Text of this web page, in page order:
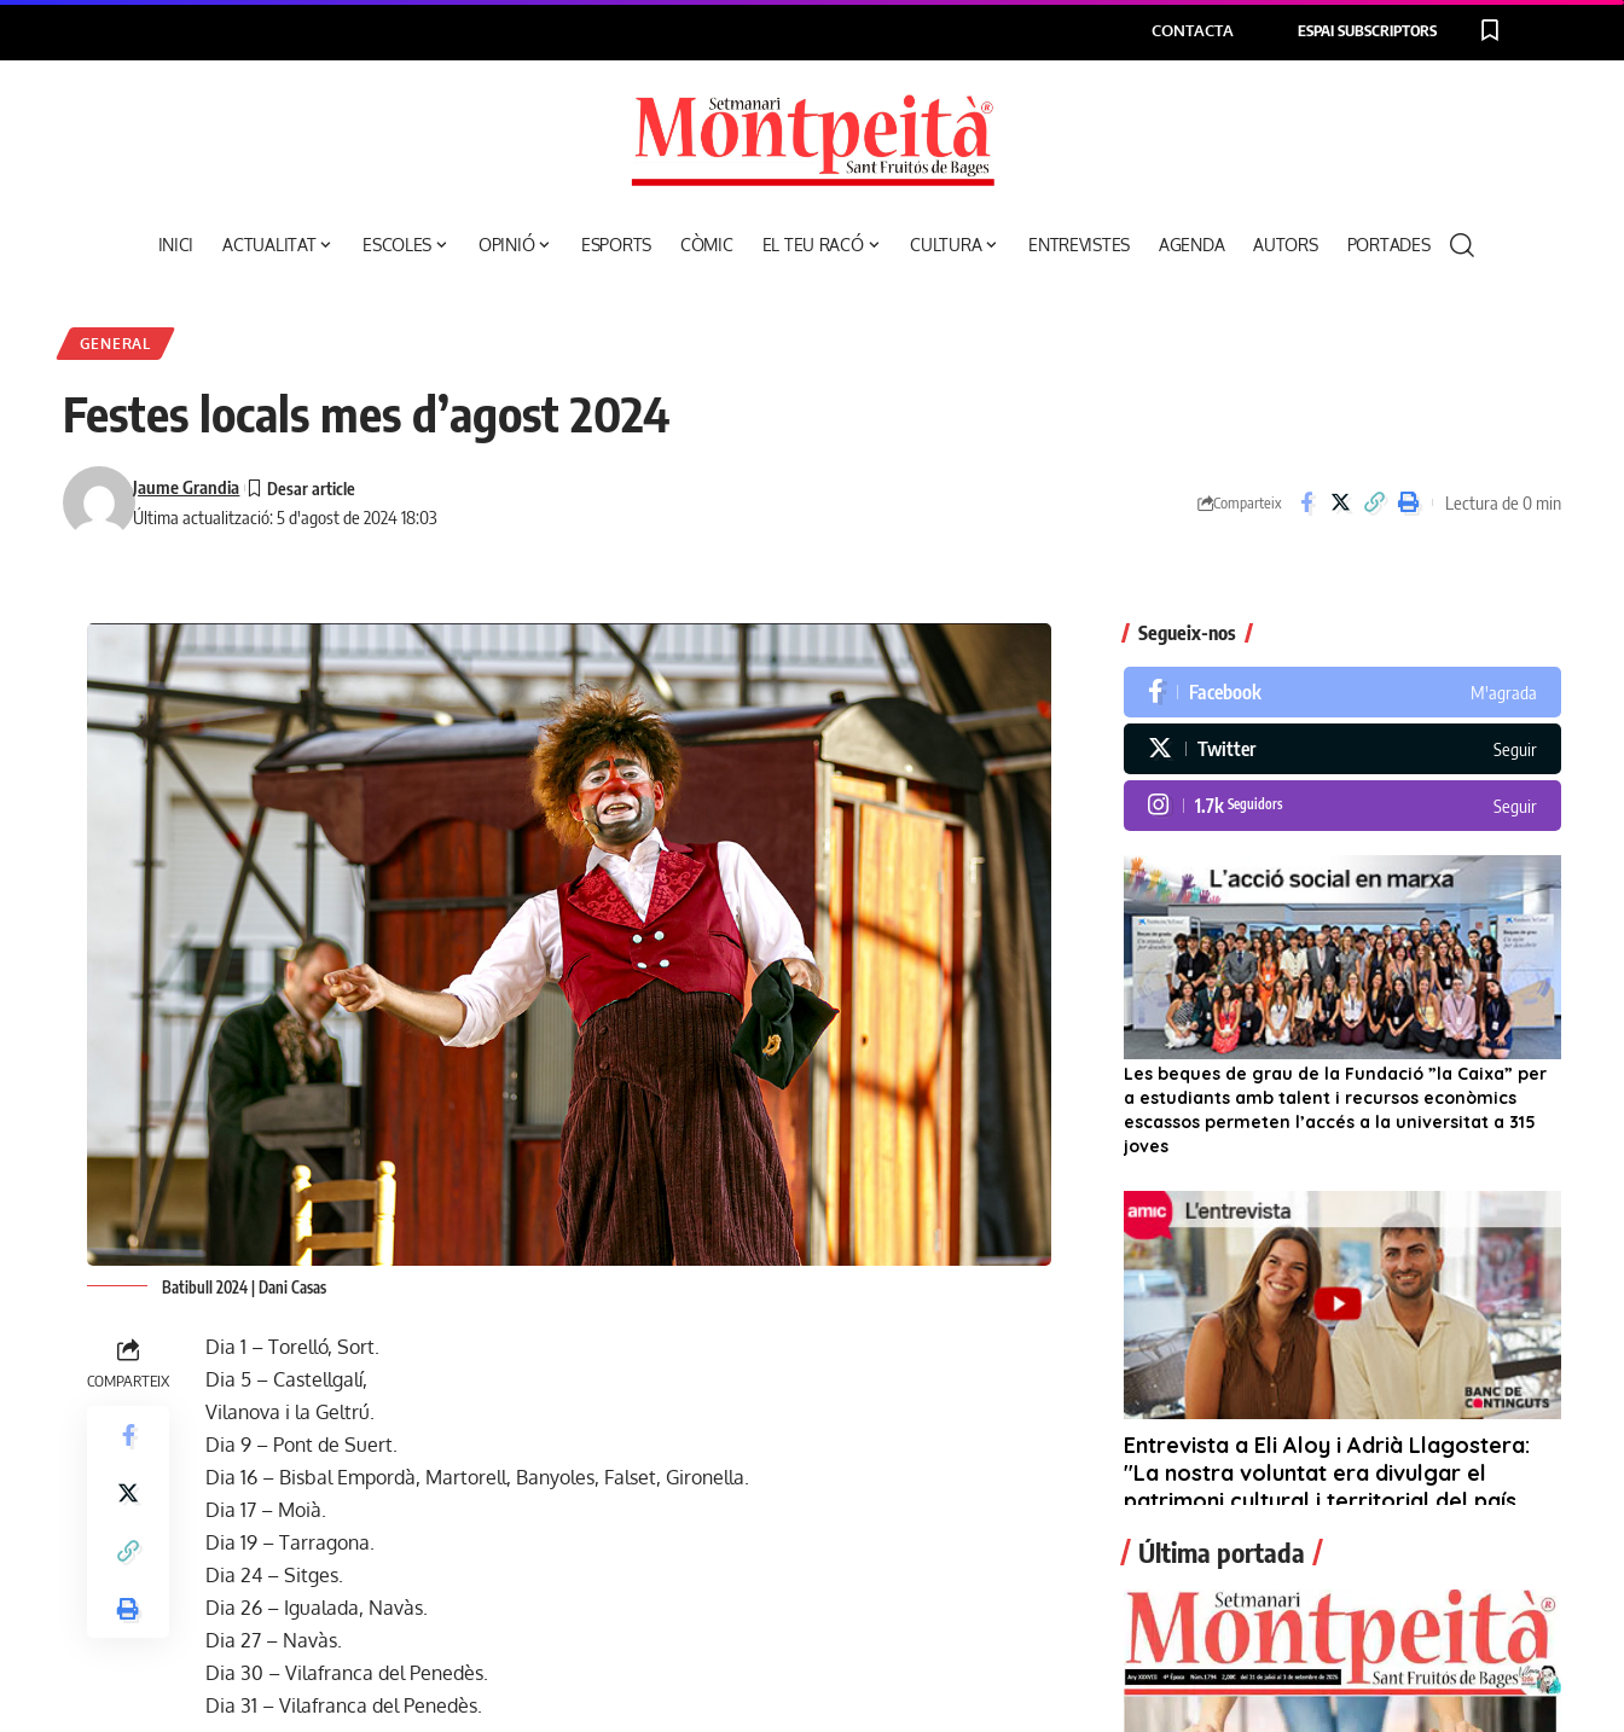
CONTACTA ESPAI SUBSCRIPTORS
INICI ACTUALITAT ESCOLES OPINIÓ ESPORTS CÒMIC EL TEU RACÓ CULTURA ENTREVISTES AGENDA AUTORS PORTADES
GENERAL
Festes locals mes d’agost 2024
Última actualització: 5 d'agost de 2024 18:03
Jaume Grandia
Comparteix Lectura de 0 min
Batibull 2024 | Dani Casas
COMPARTEIX
Dia 1 – Torelló, Sort.
Dia 5 – Castellgalí,
Vilanova i la Geltrú.
Dia 9 – Pont de Suert.
Dia 16 – Bisbal Empordà, Martorell, Banyoles, Falset, Gironella.
Dia 17 – Moià.
Dia 19 – Tarragona.
Dia 24 – Sitges.
Dia 26 – Igualada, Navàs.
Dia 27 – Navàs.
Dia 30 – Vilafranca del Penedès.
Dia 31 – Vilafranca del Penedès.
Segueix-nos
Facebook M'agrada
Twitter Seguir
1.7k Seguidors Seguir
Última portada